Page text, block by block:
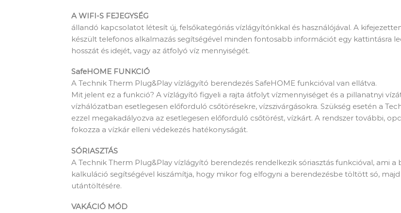
A WIFI-S FEJEGYSÉG
állandó kapcsolatot létesít új, felsőkategóriás vízlágyítónkkal és használójával. A
készült telefonos alkalmazás segítségével minden fontosabb információt egy kattintásra
hosszát és idejét, vagy az átfolyó víz mennyiségét.
SafeHOME FUNKCIÓ
A Technik Therm Plug&Play vízlágyító berendezés SafeHOME funkcióval van ellátva.
Mit jelent ez a funkció? A vízlágyító figyeli a rajta átfolyt vízmennyiséget és a pillanatnyi
vízhálózatban esetlegesen előforduló csőtörésekre, vízszivárgásokra. Szükség esetén a
ezzel megakadályozva az esetlegesen előforduló csőtörést, vízkárt. A rendszer további,
fokozza a vízkár elleni védekezés hatékonyságát.
SÓRIASZTÁS
A Technik Therm Plug&Play vízlágyító berendezés rendelkezik sóriasztás funkcióval, ami
kalkuláció segítségével kiszámítja, hogy mikor fog elfogyni a berendezésbe töltött só,
utántöltésére.
VAKÁCIÓ MÓD